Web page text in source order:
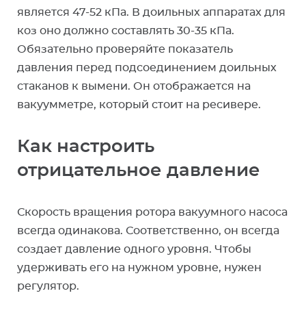
является 47-52 кПа. В доильных аппаратах для
коз оно должно составлять 30-35 кПа.
Обязательно проверяйте показатель
давления перед подсоединением доильных
стаканов к вымени. Он отображается на
вакуумметре, который стоит на ресивере.
Как настроить
отрицательное давление
Скорость вращения ротора вакуумного насоса
всегда одинакова. Соответственно, он всегда
создает давление одного уровня. Чтобы
удерживать его на нужном уровне, нужен
регулятор.